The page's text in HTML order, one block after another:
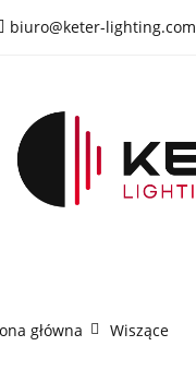
biuro@keter-lighting.com
główna Wiszące